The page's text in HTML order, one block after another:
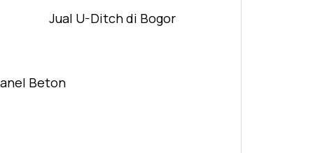
Jual U-Ditch di Bogor
Beton